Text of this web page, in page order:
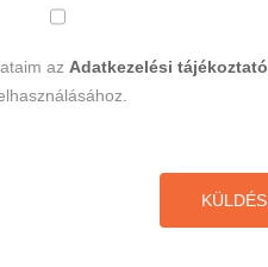
az Adatkezelési tájékoztató
KÜLDÉS